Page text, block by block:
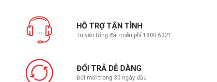
HỖ TRỢ TẬN TÌNH
Tư vấn tổng đài miễn phí 1800.6321
ĐỔI TRẢ DỄ DÀNG
Đổi mới trong 30 ngày đầu